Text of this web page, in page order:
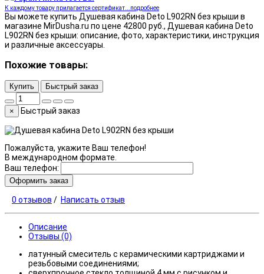
К каждому товару прилагается сертификат...подробнее
Вы можете купить Душевая кабина Deto L902RN без крыши в
магазине MirDusha.ru по цене 42800 руб., Душевая кабина Deto
L902RN без крыши: описание, фото, характеристики, инструкция
и различные аксессуары.
Похожие товары:
Купить Быстрый заказ
× Быстрый заказ
Пожалуйста, укажите Ваш телефон!
В международном формате.
Ваш телефон:
Оформить заказ
0 отзывов / Написать отзыв
Описание
Отзывы (0)
латунный смеситель с керамическими картриджами и
резьбовыми соединениями;